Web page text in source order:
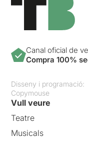
Canal oficial de
Compra 100%
Disseny i programació:
Copymouse
Vull veure
Teatre
Musicals